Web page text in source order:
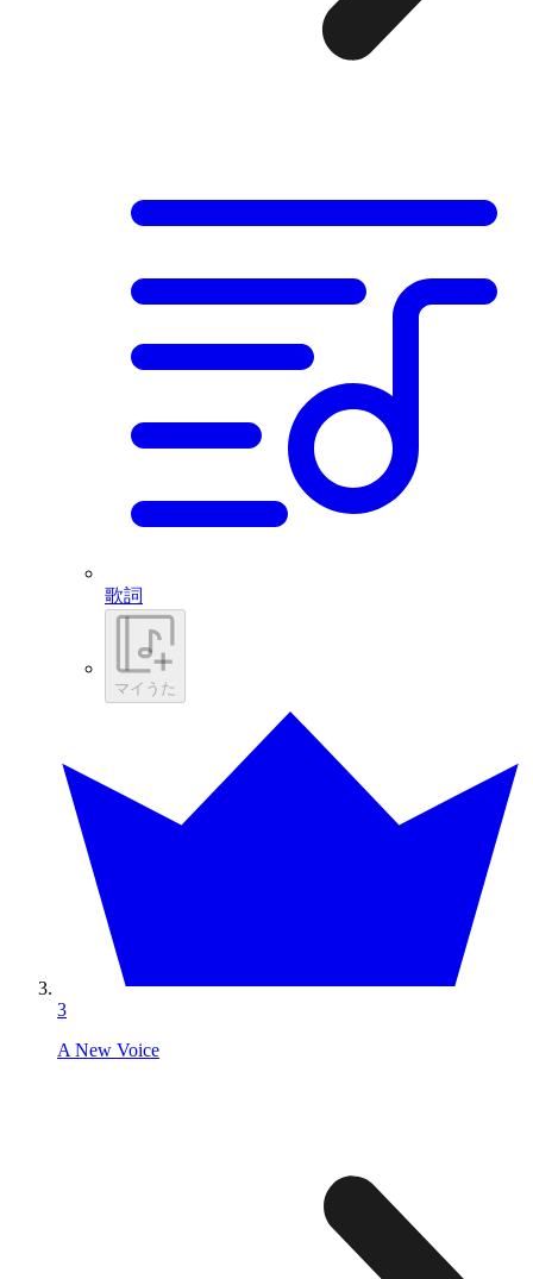
歌詞
マイうた
3
A New Voice